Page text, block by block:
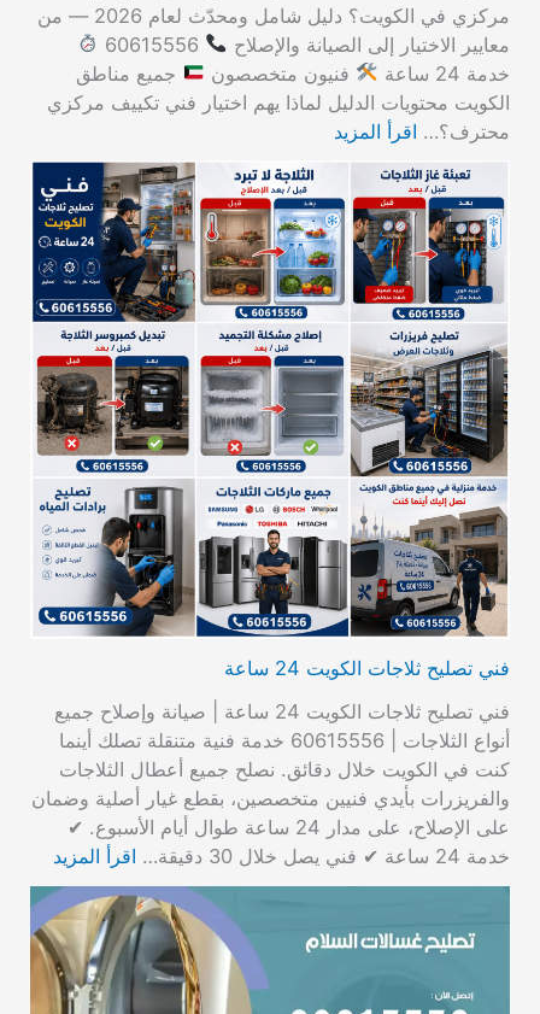
مركزي في الكويت؟ دليل شامل ومحدّث لعام 2026 — من
معايير الاختيار إلى الصيانة والإصلاح
خدمة 24 ساعة
فنيون متخصصون
جميع مناطق
الكويت محتويات الدليل لماذا يهم اختيار فني تكييف مركزي
محترف؟… اقرأ المزيد
فني تصليح ثلاجات الكويت 24 ساعة
فني تصليح ثلاجات الكويت 24 ساعة | صيانة وإصلاح جميع
أنواع الثلاجات | 60615556 خدمة فنية متنقلة تصلك أينما
كنت في الكويت خلال دقائق. نصلح جميع أعطال الثلاجات
والفريزرات بأيدي فنيين متخصصين، بقطع غيار أصلية وضمان
على الإصلاح، على مدار 24 ساعة طوال أيام الأسبوع. ✔
خدمة 24 ساعة ✔ فني يصل خلال 30 دقيقة…
اقرأ المزيد